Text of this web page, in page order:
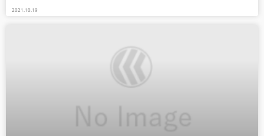
2021.10.19